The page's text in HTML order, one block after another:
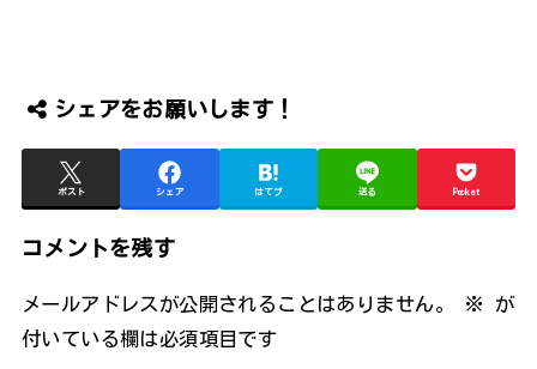
シェアをお願いします！
ポスト シェア はてブ 送る Pocket
コメントを残す
メールアドレスが公開されることはありません。 ※
が
付いている欄は必須項目です